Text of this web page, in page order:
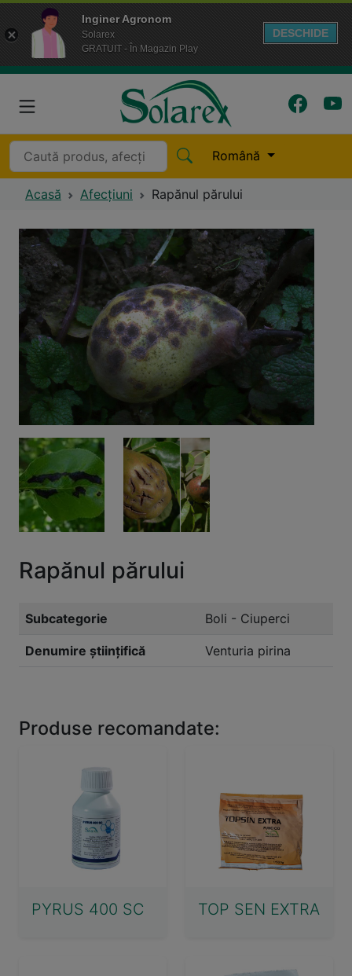
Inginer Agronom
Solarex
GRATUIT - În Magazin Play
DESCHIDE
Română
Acasă Afecțiuni Rapănul părului
Rapănul părului
Subcategorie Boli - Ciuperci
Denumire științifică Venturia pirina
Produse recomandate:
PYRUS 400 SC TOP SEN EXTRA